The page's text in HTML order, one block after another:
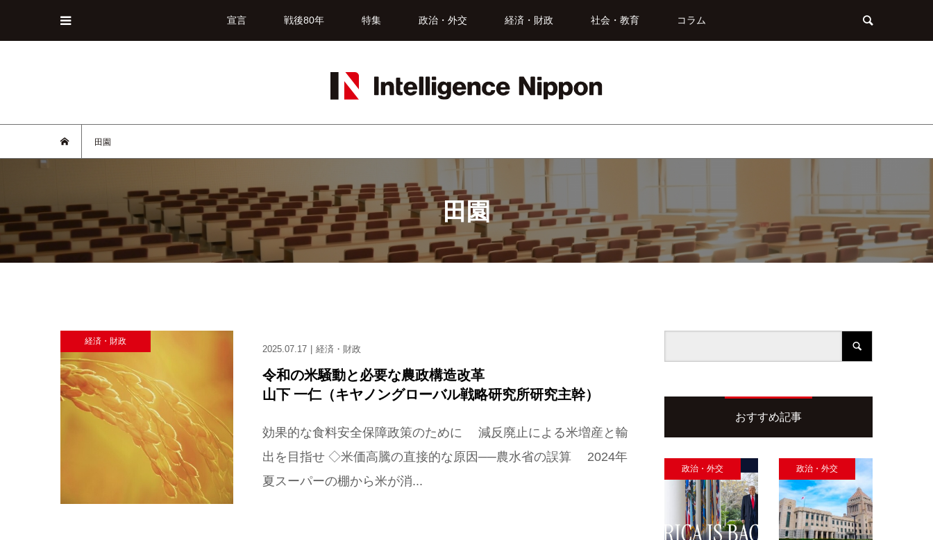
宣言 戦後80年 特集 政治・外交 経済・財政 社会・教育 コラム
田園
田園
経済・財政
2025.07.17 経済・財政
令和の米騒動と必要な農政構造改革
山下 一仁（キヤノングローバル戦略研究所研究主幹）
効果的な食料安全保障政策のために 減反廃止による米増産と輸
出を目指せ ◇米価高騰の直接的な原因──農水省の誤算 2024年
夏スーパーの棚から米が消...
おすすめ記事
政治・外交 政治・外交